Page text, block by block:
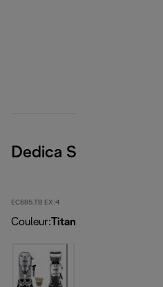
Dedica Style
EC685.TB EX:4
Couleur: Titanium noir